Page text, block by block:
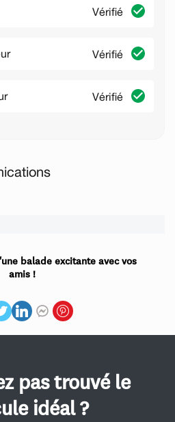
Vérifié
Vérifié
Vérifié
balade excitante avec vos
amis !
pas trouvé le
idéal ?